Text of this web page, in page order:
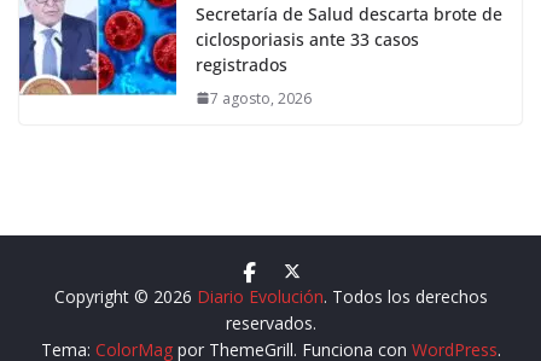
Secretaría de Salud descarta brote de
ciclosporiasis ante 33 casos
registrados
7 agosto, 2026
Copyright © 2026 Diario Evolución. Todos los derechos
reservados.
Tema: ColorMagpor ThemeGrill. Funciona con WordPress.